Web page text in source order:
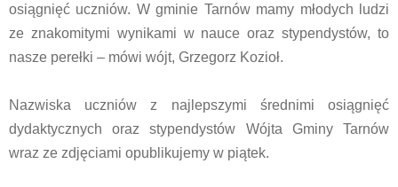
osiągnięć uczniów. W gminie Tarnów mamy młodych ludzi
ze znakomitymi wynikami w nauce oraz stypendystów, to
nasze perełki – mówi wójt, Grzegorz Kozioł.
Nazwiska uczniów z najlepszymi średnimi osiągnięć
dydaktycznych oraz stypendystów Wójta Gminy Tarnów
wraz ze zdjęciami opublikujemy w piątek.